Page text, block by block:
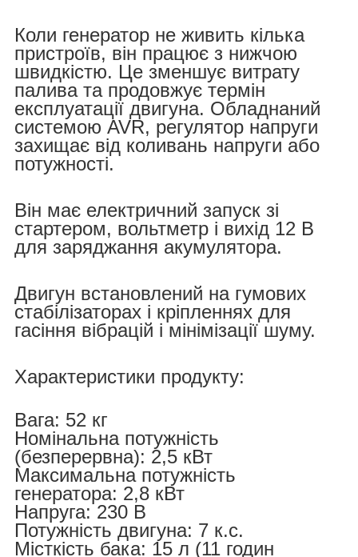
Коли генератор не живить кілька
пристроїв, він працює з нижчою
швидкістю. Це зменшує витрату
палива та продовжує термін
експлуатації двигуна. Обладнаний
системою AVR, регулятор напруги
захищає від коливань напруги або
потужності.
Він має електричний запуск зі
стартером, вольтметр і вихід 12 В
для заряджання акумулятора.
Двигун встановлений на гумових
стабілізаторах і кріпленнях для
гасіння вібрацій і мінімізації шуму.
Характеристики продукту:
Вага: 52 кг
Номінальна потужність
(безперервна): 2,5 кВт
Максимальна потужність
генератора: 2,8 кВт
Напруга: 230 В
Потужність двигуна: 7 к.с.
Місткість бака: 15 л (11 годин